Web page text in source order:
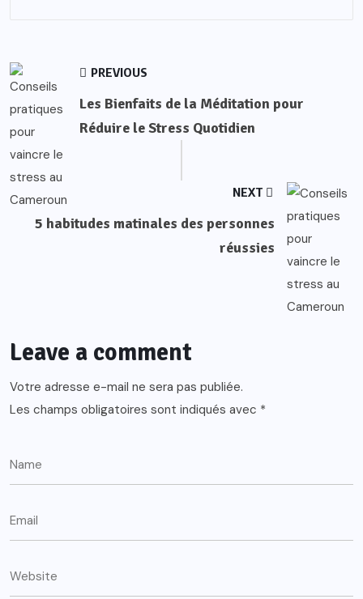
PREVIOUS
Les Bienfaits de la Méditation pour
Réduire le Stress Quotidien
NEXT
5 habitudes matinales des personnes
réussies
Leave a comment
Votre adresse e-mail ne sera pas publiée.
Les champs obligatoires sont indiqués avec *